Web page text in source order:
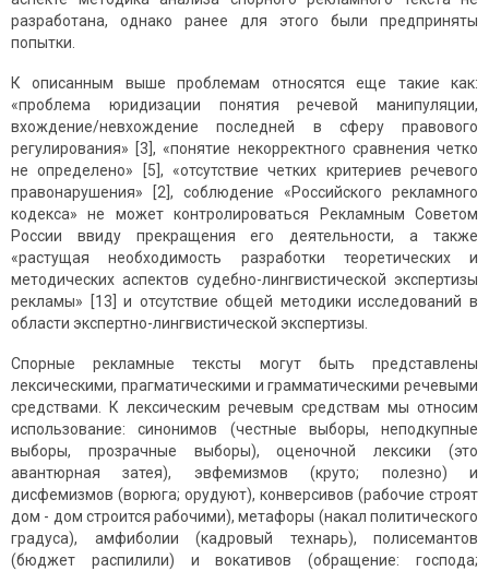
разработана, однако ранее для этого были предприняты
попытки.
К описанным выше проблемам относятся еще такие как:
«проблема юридизации понятия речевой манипуляции,
вхождение/невхождение последней в сферу правового
регулирования» [3], «понятие некорректного сравнения четко
не определено» [5], «отсутствие четких критериев речевого
правонарушения» [2], соблюдение «Российского рекламного
кодекса» не может контролироваться Рекламным Советом
России ввиду прекращения его деятельности, а также
«растущая необходимость разработки теоретических и
методических аспектов судебно-лингвистической экспертизы
рекламы» [13] и отсутствие общей методики исследований в
области экспертно-лингвистической экспертизы.
Спорные рекламные тексты могут быть представлены
лексическими, прагматическими и грамматическими речевыми
средствами. К лексическим речевым средствам мы относим
использование: синонимов (честные выборы, неподкупные
выборы, прозрачные выборы), оценочной лексики (это
авантюрная затея), эвфемизмов (круто; полезно) и
дисфемизмов (ворюга; орудуют), конверсивов (рабочие строят
дом - дом строится рабочими), метафоры (накал политического
градуса), амфиболии (кадровый технарь), полисемантов
(бюджет распилили) и вокативов (обращение: господа;